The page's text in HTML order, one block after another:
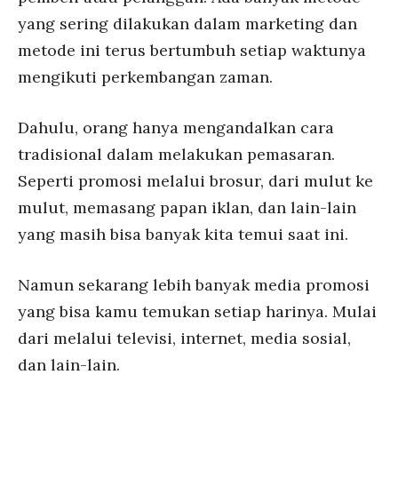
yang sering dilakukan dalam marketing dan
metode ini terus bertumbuh setiap waktunya
mengikuti perkembangan zaman.
Dahulu, orang hanya mengandalkan cara
tradisional dalam melakukan pemasaran.
Seperti promosi melalui brosur, dari mulut ke
mulut, memasang papan iklan, dan lain-lain
yang masih bisa banyak kita temui saat ini.
Namun sekarang lebih banyak media promosi
yang bisa kamu temukan setiap harinya. Mulai
dari melalui televisi, internet, media sosial,
dan lain-lain.